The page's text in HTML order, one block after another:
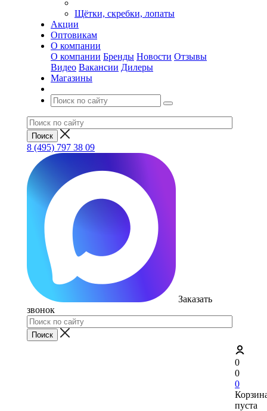
Щётки, скребки, лопаты
Акции
Оптовикам
О компании
О компании Бренды Новости Отзывы
Видео Вакансии Дилеры
Магазины
8 (495) 797 38 09
Заказать
звонок
0
0
0
пуста